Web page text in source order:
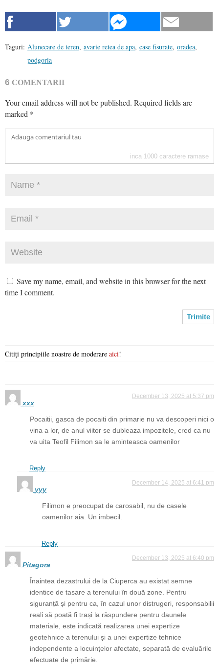
Taguri: Alunecare de teren, avarie retea de apa, case fisurate, oradea,
podgoria
6 COMENTARII
Your email address will not be published. Required fields are
marked *
inca 1000 caractere ramase
Save my name, email, and website in this browser for the next
time I comment.
Citiți principiile noastre de moderare aici!
xxx
December 13, 2025 at 5:37 pm
Pocaitii, gasca de pocaiti din primarie nu va descoperi nici o
vina a lor, de anul viitor se dubleaza impozitele, cred ca nu
va uita Teofil Filimon sa le aminteasca oamenilor
Reply
yyy
December 14, 2025 at 6:41 pm
Filimon e preocupat de carosabil, nu de casele
oamenilor aia. Un imbecil.
Reply
Pitagora
December 13, 2025 at 6:40 pm
Înaintea dezastrului de la Ciuperca au existat semne
identice de tasare a terenului în două zone. Pentru
siguranță și pentru ca, în cazul unor distrugeri, responsabilii
reali să poată fi trași la răspundere pentru daunele
materiale, este indicată realizarea unei expertize
geotehnice a terenului și a unei expertize tehnice
independente a locuințelor afectate, separată de evaluările
efectuate de primărie.